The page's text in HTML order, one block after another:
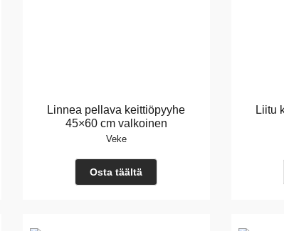
Linnea pellava keittiöpyyhe
45×60 cm valkoinen
Veke
Osta täältä
Liitu